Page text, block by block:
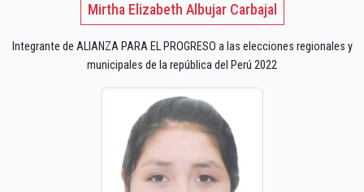
Mirtha Elizabeth Albujar Carbajal
Integrante de ALIANZA PARA EL PROGRESO a las elecciones regionales y
municipales de la república del Perú 2022